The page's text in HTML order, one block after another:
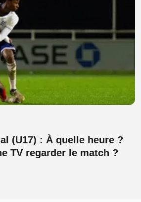
(U17) : À quelle heure ?
TV regarder le match ?